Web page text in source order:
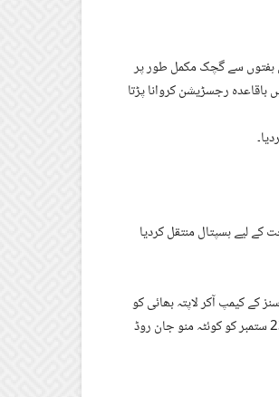
ہفتوں سے گچک مکمل طور پر
رجسڑیشن کروانا پڑتا
لیے ہسپتال منتقل کردیا
کے کیمپ آکر لاپتہ بھائی کو
منظر عام پر لانے کا مطالبہ کیا ہے۔ کوئٹہ کے رہائشی ریحان بلوچ کے مطابق اسکے بھائی کو رواں سال 23 ستمبر کو کوئٹہ منو جان روڈ